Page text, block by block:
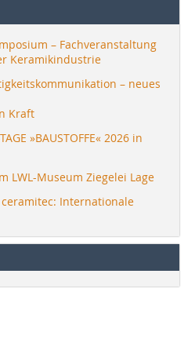
– Fachveranstaltung
Keramikindustrie
– neues
Kraft
»BAUSTOFFE« 2026 in
LWL-Museum Ziegelei Lage
Internationale